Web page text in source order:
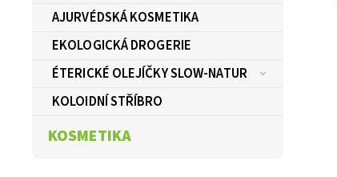
AJURVÉDSKÁ KOSMETIKA
EKOLOGICKÁ DROGERIE
ÉTERICKÉ OLEJÍČKY SLOW-NATUR
KOLOIDNÍ STŘÍBRO
KOSMETIKA